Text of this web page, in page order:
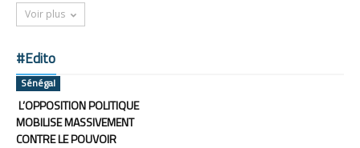
Voir plus
#Edito
Sénégal
L’OPPOSITION POLITIQUE
MOBILISE MASSIVEMENT
CONTRE LE POUVOIR